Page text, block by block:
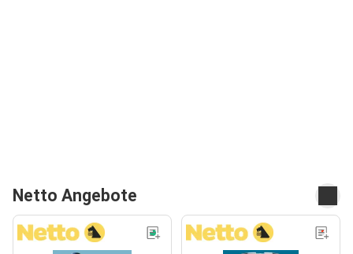
Netto Angebote